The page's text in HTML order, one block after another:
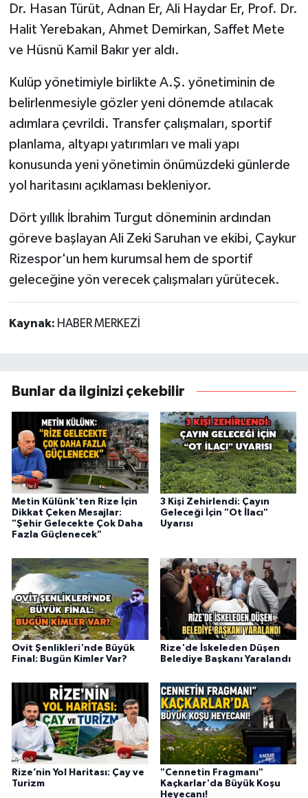
Dr. Hasan Türüt, Adnan Er, Ali Haydar Er, Prof. Dr.
Halit Yerebakan, Ahmet Demirkan, Saffet Mete
ve Hüsnü Kamil Bakır yer aldı.
Kulüp yönetimiyle birlikte A.Ş. yönetiminin de
belirlenmesiyle gözler yeni dönemde atılacak
adımlara çevrildi. Transfer çalışmaları, sportif
planlama, altyapı yatırımları ve mali yapı
konusunda yeni yönetimin önümüzdeki günlerde
yol haritasını açıklaması bekleniyor.
Dört yıllık İbrahim Turgut döneminin ardından
göreve başlayan Ali Zeki Saruhan ve ekibi, Çaykur
Rizespor'un hem kurumsal hem de sportif
geleceğine yön verecek çalışmaları yürütecek.
Kaynak: HABER MERKEZİ
Bunlar da ilginizi çekebilir
Metin Külünk'ten Rize İçin
Dikkat Çeken Mesajlar:
"Şehir Gelecekte Çok Daha
Fazla Güçlenecek"
3 Kişi Zehirlendi: Çayın
Geleceği İçin "Ot İlacı"
Uyarısı
Ovit Şenlikleri'nde Büyük
Final: Bugün Kimler Var?
Rize'de İskeleden Düşen
Belediye Başkanı Yaralandı
Rize’nin Yol Haritası: Çay ve
Turizm
"Cennetin Fragmanı"
Kaçkarlar'da Büyük Koşu
Heyecanı!